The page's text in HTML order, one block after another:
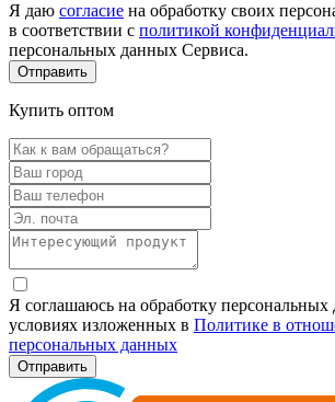
Я даю согласие на обработку своих
в соответствии с политикой
персональных данных Сервиса.
Купить оптом
Я соглашаюсь на обработку
условиях изложенных в Политике в
персональных данных